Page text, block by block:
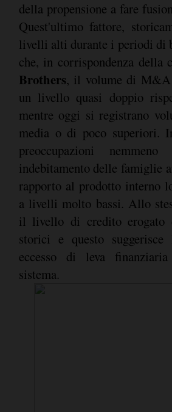
della propensione a fare
Quest'ultimo fattore,
livelli alti durante i periodi di
che, in corrispondenza della
Brothers, il volume di M&A
un livello quasi doppio
mentre oggi si registrano
media o di poco superiori.
preoccupazioni
indebitamento delle famiglie
rapporto al prodotto interno
a livelli molto bassi. Allo
il livello di credito
storici e questo
eccesso di leva
sistema.